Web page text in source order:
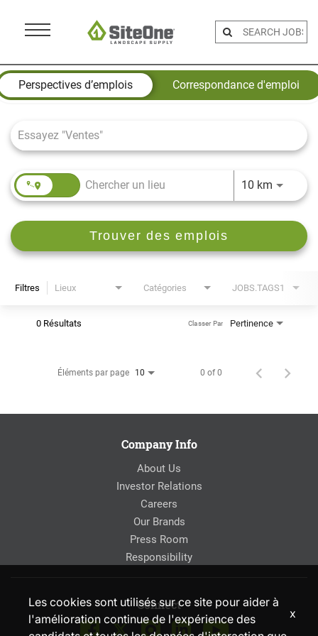
Menu
Job Search Page
Perspectives d’emplois
Correspondance d'emploi
10 km
Trouver des emplois
Filtres Lieux Catégories JOBS.TAGS1
0 Résultats Pertinence
Classer Par
Éléments par page 10 0 of 0
Company Info
About Us
Investor Relations
Careers
Our Brands
Press Room
Responsibility
Connect
Les cookies sont utilisés sur ce site pour aider à
l'amélioration continue de l'expérience des
x